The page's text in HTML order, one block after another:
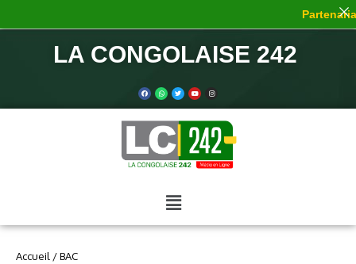
LA CONGOLAISE 242
Accueil /BAC